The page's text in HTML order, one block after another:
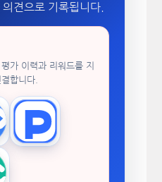
견으로 기록됩니다.
가 이력과 리워드를 지
합니다.
TokenPocket